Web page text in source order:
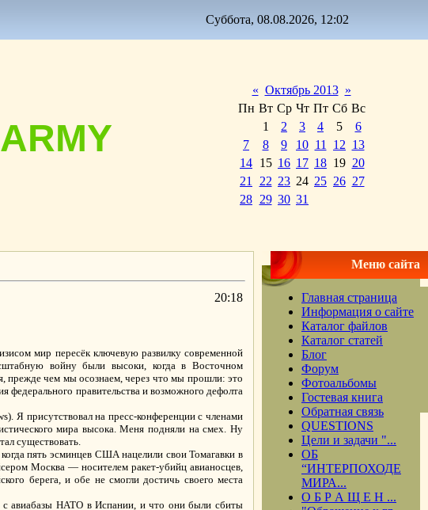
Суббота, 08.08.2026, 12:02
ARMY
« Октябрь 2013 »
Пн Вт Ср Чт Пт Сб Вс
1
2 3 4 5
6
7
8 9 10 11 12 13
14 15 16 17 18 19 20
21
22 23 24 25 26 27
28 29 30 31
20:18
мир пересёк ключевую развилку современной
войну были высоки, когда в Восточном
прежде чем мы осознаем, через что мы прошли: это
правительства и возможного дефолта
Я присутствовал на пресс-конференции с членами
мира высока. Меня подняли на смех. Ну
существовать.
пять эсминцев США нацелили свои Томагавки в
Москва — носителем ракет-убийц авианосцев,
берега, и обе не смогли достичь своего места
с авиабазы НАТО в Испании, и что они были сбиты
Меню сайта
Главная страница
Информация о сайте
Каталог файлов
Каталог статей
Блог
Форум
Фотоальбомы
Гостевая книга
Обратная связь
QUESTIONS
Цели и задачи "...
ОБ
“ИНТЕРПОХОДЕ
МИРА...
О Б Р А Щ Е Н ...